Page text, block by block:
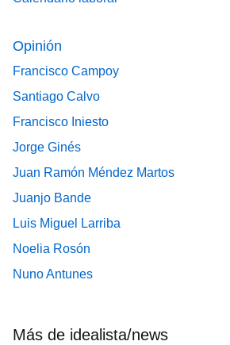
Opinión
Francisco Campoy
Santiago Calvo
Francisco Iniesto
Jorge Ginés
Juan Ramón Méndez Martos
Juanjo Bande
Luis Miguel Larriba
Noelia Rosón
Nuno Antunes
Más de idealista/news